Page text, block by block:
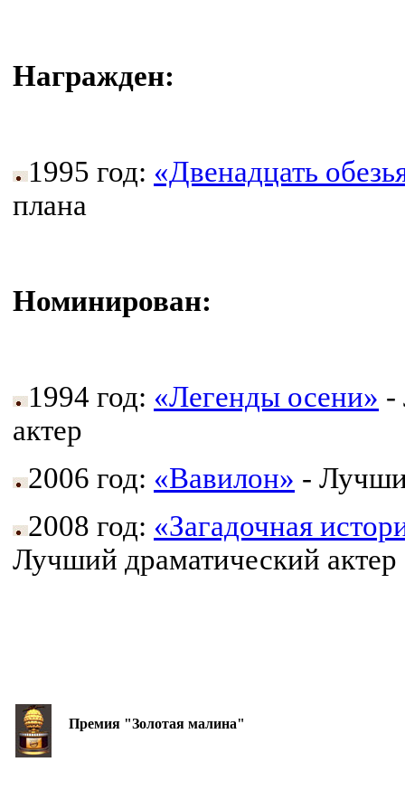
Награжден:
1995 год: «Двенадцать
плана
Номинирован:
1994 год: «Легенды осени» -
актер
2006 год: «Вавилон» -
2008 год: «Загадочная
Лучший драматический актер
Премия "Золотая малина"